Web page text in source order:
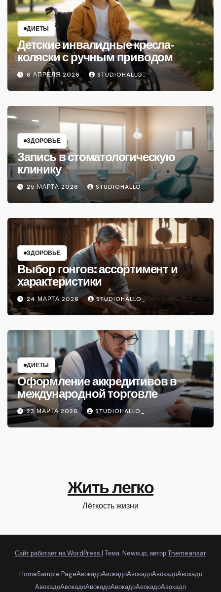
ДИЕТЫ
Детские инвалидные кресла-
коляски с ручным приводом
6 АПРЕЛЯ 2026 STUDIOHALLO_
ЗДОРОВЬЕ
Запись в стоматологическую
клинику
25 МАРТА 2026 STUDIOHALLO_
ЗДОРОВЬЕ
Выбор гонгов: ассортимент и
характеристики
24 МАРТА 2026 STUDIOHALLO_
ДИЕТЫ
Оформление аккредитивов в
международной торговле
23 МАРТА 2026 STUDIOHALLO_
Жить легко
Лёгкость жизни
Сайт работает на WordPress | Тема: Newsup, авторThemeansar
HomeSample PageАвокадоАвокадоАвокадоАвокадоАвокадо
АвокадоАвокадоАвокадоАвокадоАвокадоАвокадо